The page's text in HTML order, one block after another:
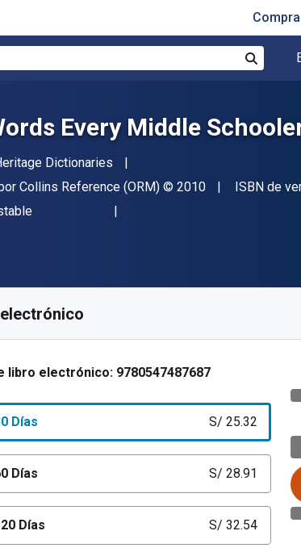
Every Middle
Dictionaries
Collins Reference (ORM) Copyright
© 2010 ISBN de
libro electrónico: 9780547487687
Días S/ 25.32
Días S/ 28.91
Días S/ 32.54